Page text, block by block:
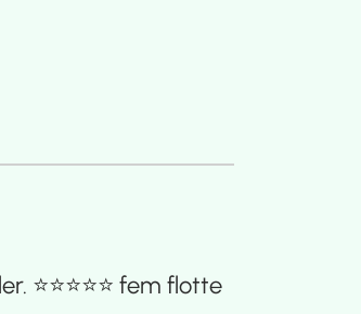
fem flotte